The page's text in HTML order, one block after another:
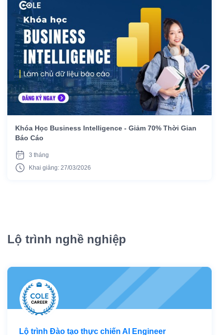
Khóa Học Business Intelligence - Giảm 70% Thời Gian
Báo Cáo
3 tháng
Khai giảng: 27/03/2026
Lộ trình nghề nghiệp
Lộ trình Đào tạo thực chiến AI Engineer